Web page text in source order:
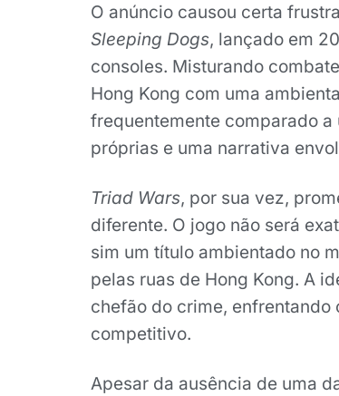
O anúncio causou certa
Sleeping Dogs, lançado em
consoles. Misturando
Hong Kong com uma
frequentemente comparado
próprias e uma narrativa
Triad Wars, por sua vez,
diferente. O jogo não será
sim um título ambientado no
pelas ruas de Hong Kong. A
chefão do crime, enfrentando
competitivo.
Apesar da ausência de uma